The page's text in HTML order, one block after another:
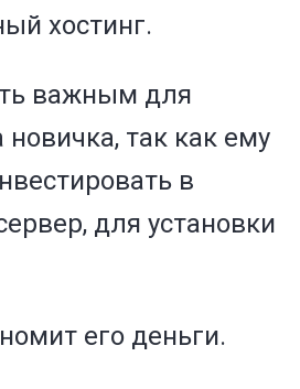
хостинг.
важным для
так как ему
в
для установки
его деньги.